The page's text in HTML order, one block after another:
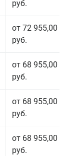
руб.
от 72 955,00
руб.
от 68 955,00
руб.
от 68 955,00
руб.
от 68 955,00
руб.